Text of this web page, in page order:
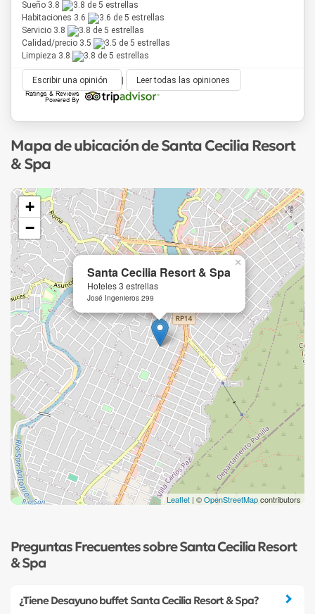
Sueño 3.8
Habitaciones 3.6
Servicio 3.8
Calidad/precio 3.5
Limpieza 3.8
Escribir una opinión Leer todas las opiniones
Mapa de ubicación de Santa Cecilia Resort
& Spa
Santa Cecilia Resort & Spa
Hoteles 3 estrellas
José Ingenieros 299
×
+
−
Leaflet | ©OpenStreetMapcontributors
Preguntas Frecuentes sobre Santa Cecilia Resort
& Spa
¿Tiene Desayuno buffet Santa Cecilia Resort & Spa?